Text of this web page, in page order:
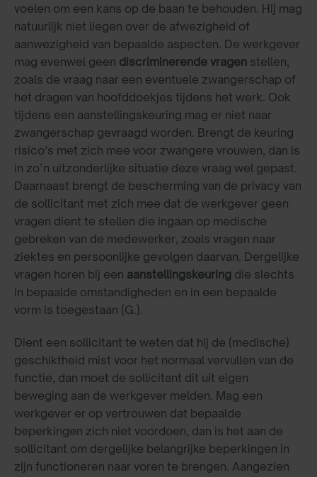
voelen om een kans op de baan te behouden. Hij mag
natuurlijk niet liegen over de afwezigheid of
aanwezigheid van bepaalde aspecten. De werkgever
mag evenwel geen discriminerende vragen stellen,
zoals de vraag naar een eventuele zwangerschap of
het dragen van hoofddoekjes tijdens het werk. Ook
tijdens een aanstellingskeuring mag er niet naar
zwangerschap gevraagd worden. Brengt de keuring
risico’s met zich mee voor zwangere vrouwen, dan is
in zo’n uitzonderlijke situatie deze vraag wel gepast.
Daarnaast brengt de bescherming van de privacy van
de sollicitant met zich mee dat de werkgever geen
vragen dient te stellen die ingaan op medische
gebreken van de medewerker, zoals vragen naar
ziektes en persoonlijke gevolgen daarvan. Dergelijke
vragen horen bij een aanstellingskeuring die slechts
in bepaalde omstandigheden en in een bepaalde
vorm is toegestaan (G.).
Dient een sollicitant te weten dat hij de (medische)
geschiktheid mist voor het normaal vervullen van de
functie, dan moet de sollicitant dit uit eigen
beweging aan de werkgever melden. Mag een
werkgever er op vertrouwen dat bepaalde
beperkingen zich niet voordoen, dan is het aan de
sollicitant om dergelijke belangrijke beperkingen in
zijn functioneren naar voren te brengen. Aangezien